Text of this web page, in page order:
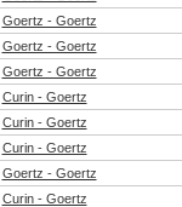
Goertz - Goertz
Goertz - Goertz
Goertz - Goertz
Curin - Goertz
Curin - Goertz
Curin - Goertz
Goertz - Goertz
Curin - Goertz